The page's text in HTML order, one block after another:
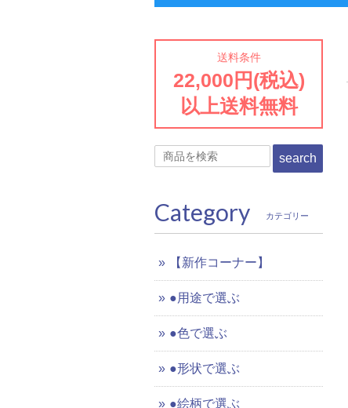
送料条件
22,000円(税込)
以上送料無料
search
Category カテゴリー
【新作コーナー】
●用途で選ぶ
●色で選ぶ
●形状で選ぶ
●絵柄で選ぶ